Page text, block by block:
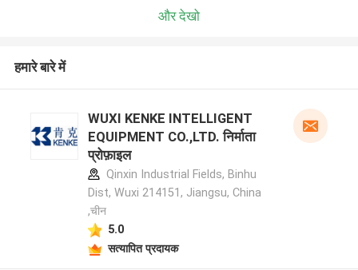
और देखो
हमारे बारे में
WUXI KENKE INTELLIGENT
EQUIPMENT CO.,LTD. निर्माता
प्रोफ़ाइल
Qinxin Industrial Fields, Binhu
Dist, Wuxi 214151, Jiangsu, China
,चीन
5.0
सत्यापित प्रदायक